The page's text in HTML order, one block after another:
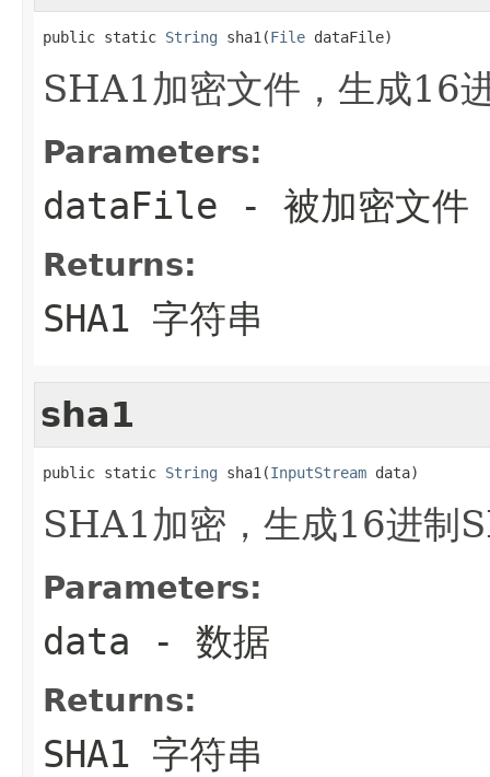
public static String sha1(File dataFile)
SHA1加密文件，生成16
Parameters:
dataFile - 被加密文件
Returns:
SHA1 字符串
sha1
public static String sha1(InputStream data)
SHA1加密，生成16进制
Parameters:
data - 数据
Returns:
SHA1 字符串